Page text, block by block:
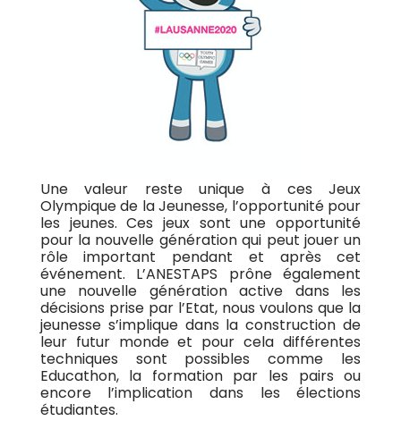
Une valeur reste unique à ces Jeux
Olympique de la Jeunesse, l’opportunité pour
les jeunes. Ces jeux sont une opportunité
pour la nouvelle génération qui peut jouer un
rôle important pendant et après cet
événement. L’ANESTAPS prône également
une nouvelle génération active dans les
décisions prise par l’Etat, nous voulons que la
jeunesse s’implique dans la construction de
leur futur monde et pour cela différentes
techniques sont possibles comme les
Educathon, la formation par les pairs ou
encore l’implication dans les élections
étudiantes.